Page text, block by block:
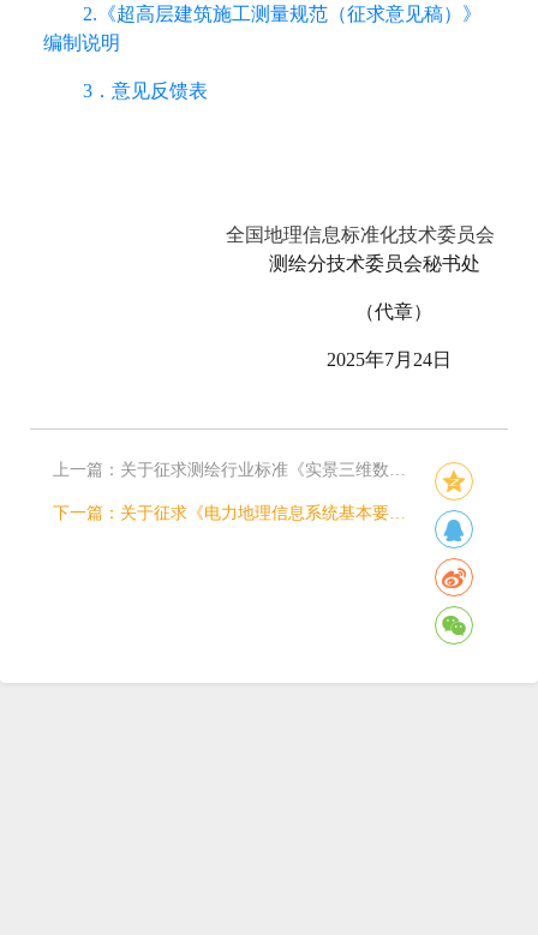
2.《超高层建筑施工测量规范（征求意见稿）》
编制说明
3．意见反馈表
全国地理信息标准化技术委员会
测绘分技术委员会秘书处
（代章）
2025年7月24日
上一篇： 关于征求测绘行业标准《实景三维数据接口及服务发布技术规范（征求意见稿）》意见的函
下一篇： 关于征求《电力地理信息系统基本要求 （征求意见稿）》等2项行业标准意见的函